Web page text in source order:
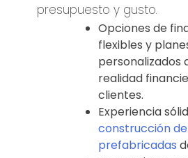
presupuesto y gusto.
Opciones de
flexibles y
personalizados
realidad
clientes.
Experiencia
construcción
prefabricadas